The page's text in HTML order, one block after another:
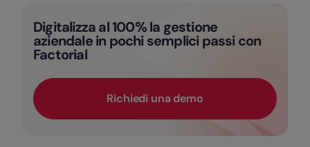
Digitalizza al 100% la gestione
aziendale in pochi semplici passi con
Factorial
Richiedi una demo